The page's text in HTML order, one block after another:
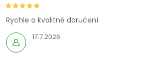
17.7.2026
Rychle a kvalitně doručení.